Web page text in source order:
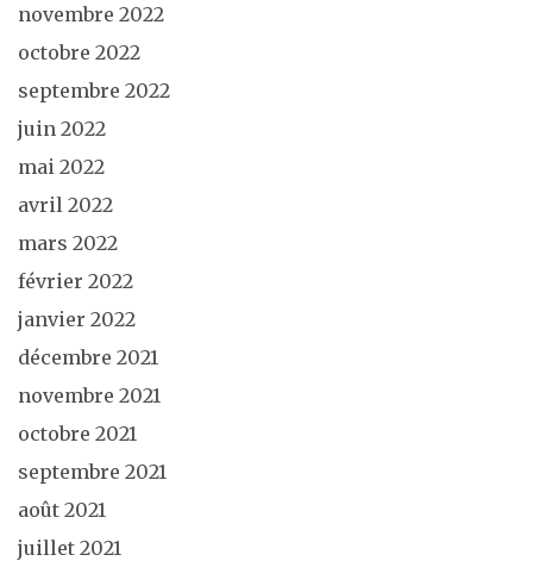
novembre 2022
octobre 2022
septembre 2022
juin 2022
mai 2022
avril 2022
mars 2022
février 2022
janvier 2022
décembre 2021
novembre 2021
octobre 2021
septembre 2021
août 2021
juillet 2021